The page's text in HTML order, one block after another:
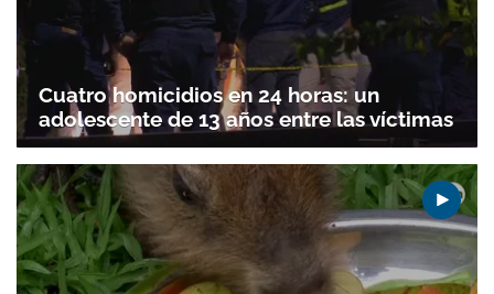
Cuatro homicidios en 24 horas: un
adolescente de 13 años entre las víctimas